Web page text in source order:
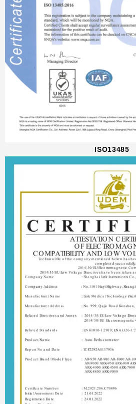
ISO13485